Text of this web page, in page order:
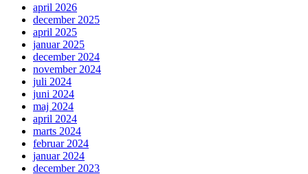
april 2026
december 2025
april 2025
januar 2025
december 2024
november 2024
juli 2024
juni 2024
maj 2024
april 2024
marts 2024
februar 2024
januar 2024
december 2023